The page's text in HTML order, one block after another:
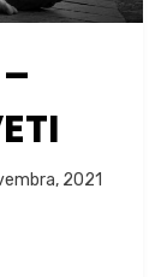
2021